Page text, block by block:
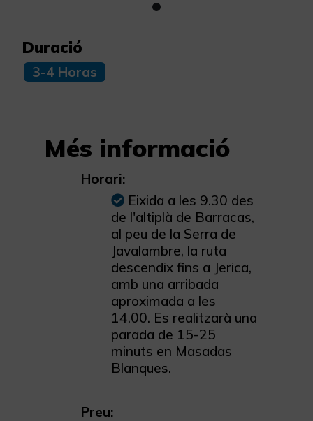
Duració
3-4 Horas
Més informació
Horari:
Eixida a les 9.30 des
de l'altiplà de Barracas,
al peu de la Serra de
Javalambre, la ruta
descendix fins a Jerica,
amb una arribada
aproximada a les
14.00. Es realitzarà una
parada de 15-25
minuts en Masadas
Blanques.
Preu: